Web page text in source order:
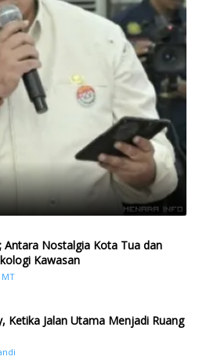
Antara Nostalgia Kota Tua dan
Kawasan
MT
Ketika Jalan Utama Menjadi Ruang